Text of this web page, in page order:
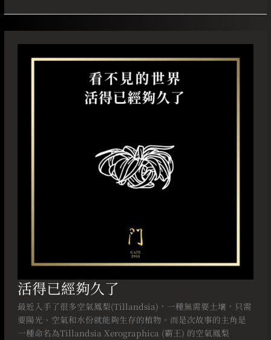
活得已經夠久了
最近入手了很多空氣鳳梨(Tillandsia)，一種無需要土壤，只需
要陽光、空氣和水份就能夠生存的植物。而是次故事的主角是
一種命名為Tillandsia Xerographica (霸王) 的空氣鳳梨